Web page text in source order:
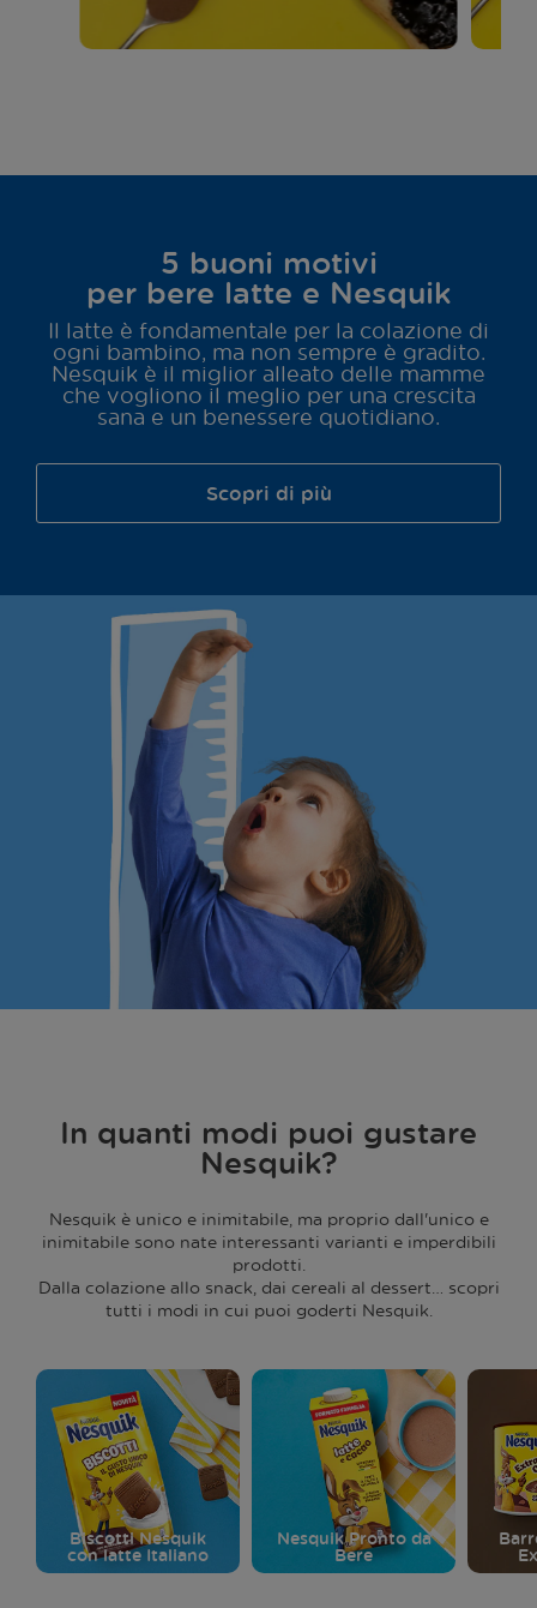
5 buoni motivi
per bere latte e Nesquik
Il latte è fondamentale per la colazione di
ogni bambino, ma non sempre è gradito.
Nesquik è il miglior alleato delle mamme
che vogliono il meglio per una crescita
sana e un benessere quotidiano.
Scopri di più
In quanti modi puoi gustare
Nesquik?
Nesquik è unico e inimitabile, ma proprio dall'unico e
inimitabile sono nate interessanti varianti e imperdibili
prodotti.
Dalla colazione allo snack, dai cereali al dessert… scopri
tutti i modi in cui puoi goderti Nesquik.
Biscotti Nesquik
con latte Italiano
Nesquik Pronto da
Bere